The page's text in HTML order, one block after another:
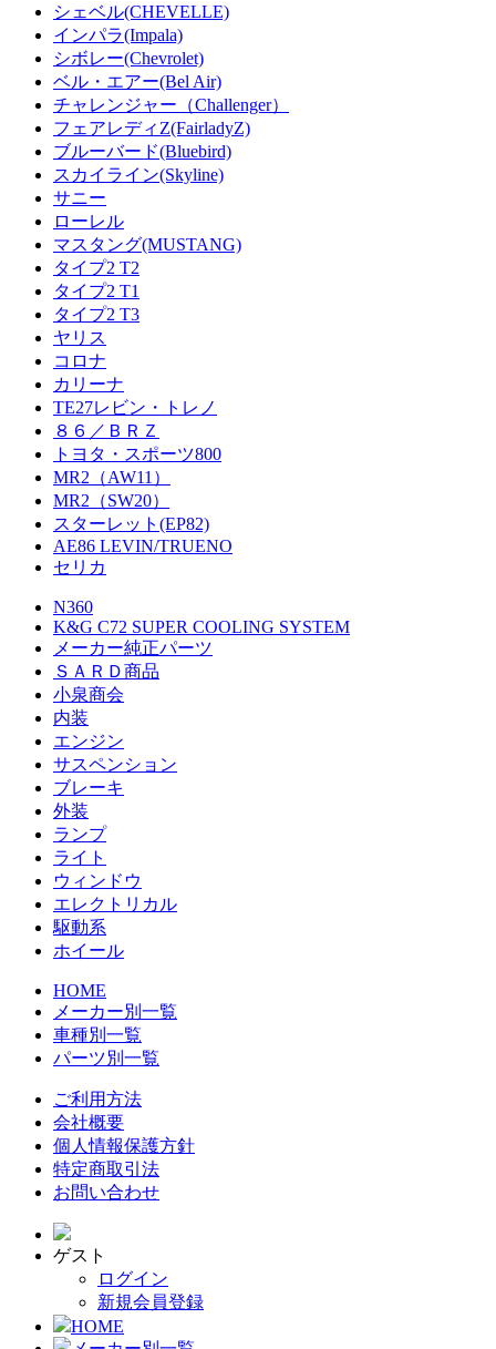
シェベル(CHEVELLE)
インパラ(Impala)
シボレー(Chevrolet)
ベル・エアー(Bel Air)
チャレンジャー（Challenger）
フェアレディZ(FairladyZ)
ブルーバード(Bluebird)
スカイライン(Skyline)
サニー
ローレル
マスタング(MUSTANG)
タイプ2 T2
タイプ2 T1
タイプ2 T3
ヤリス
コロナ
カリーナ
TE27レビン・トレノ
８６／ＢＲＺ
トヨタ・スポーツ800
MR2（AW11）
MR2（SW20）
スターレット(EP82)
AE86 LEVIN/TRUENO
セリカ
N360
K&G C72 SUPER COOLING SYSTEM
メーカー純正パーツ
ＳＡＲＤ商品
小泉商会
内装
エンジン
サスペンション
ブレーキ
外装
ランプ
ライト
ウィンドウ
エレクトリカル
駆動系
ホイール
HOME
メーカー別一覧
車種別一覧
パーツ別一覧
ご利用方法
会社概要
個人情報保護方針
特定商取引法
お問い合わせ
ゲスト
ログイン
新規会員登録
HOME